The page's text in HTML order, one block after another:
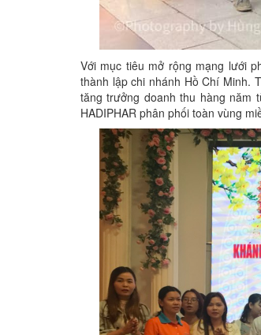
Với mục tiêu mở rộng mạng lưới
thành lập chi nhánh Hồ Chí Minh.
tăng trưởng doanh thu hàng năm
HADIPHAR phân phối toàn vùng